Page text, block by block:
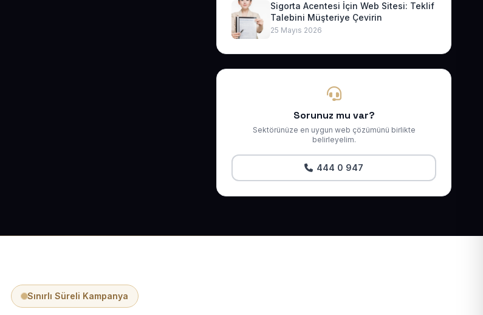
Sigorta Acentesi İçin Web Sitesi: Teklif
Talebini Müşteriye Çevirin
25 Mayıs 2026
Sorunuz mu var?
Sektörünüze en uygun web çözümünü birlikte
belirleyelim.
444 0 947
Sınırlı Süreli Kampanya